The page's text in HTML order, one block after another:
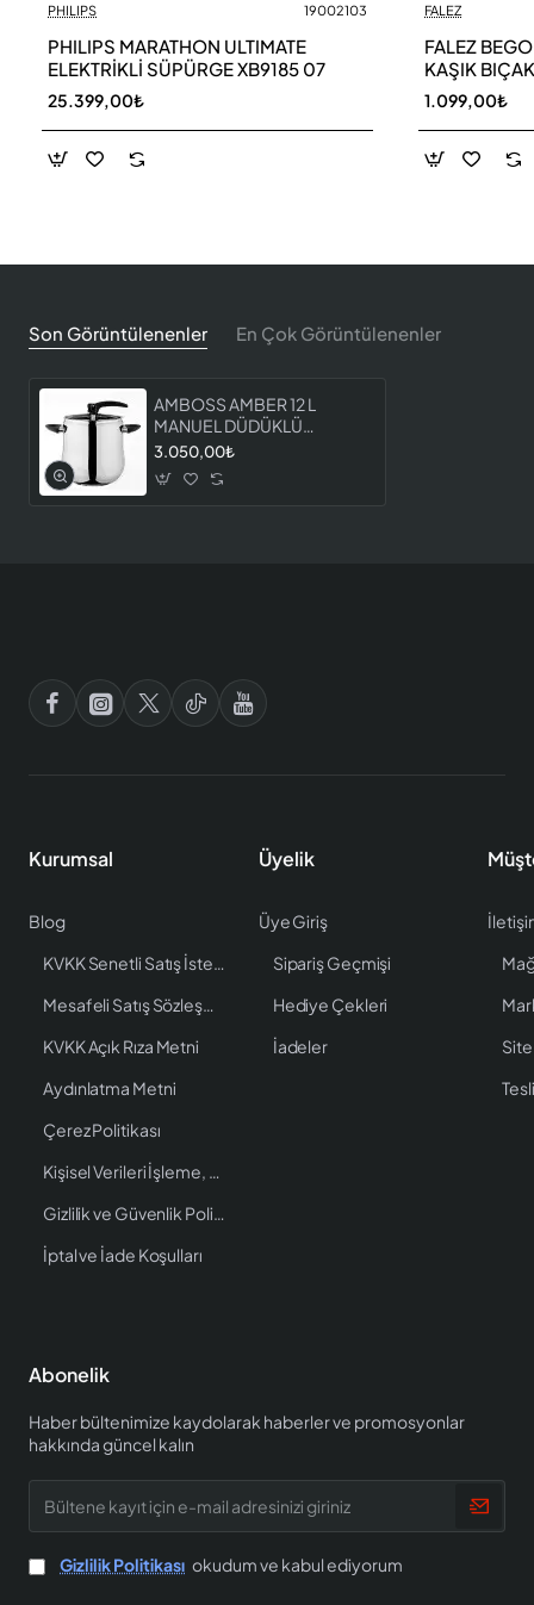
PHILIPS 19002103
PHILIPS MARATHON ULTIMATE
ELEKTRİKLİ SÜPÜRGE XB9185 07
25.399,00₺
FALEZ
FALEZ
KAŞIK
1.099,00₺
Son Görüntülenenler En Çok Görüntülenenler
AMBOSS AMBER 12 L
MANUEL DÜDÜKLÜ
TENCERE
3.050,00₺
Kurumsal
Blog
KVKK Senetli Satış İstenen Bilgiler
Mesafeli Satış Sözleşmesi
KVKK Açık Rıza Metni
Aydınlatma Metni
Çerez Politikası
Kişisel Verileri İşleme, Saklama ve İmha Politikası
Gizlilik ve Güvenlik Politikası
İptal ve İade Koşulları
Üyelik
Üye Giriş
Sipariş Geçmişi
Hediye Çekleri
İadeler
Site
Abonelik
Haber bültenimize kaydolarak haberler ve promosyonlar
hakkında güncel kalın
kayıt
için
e-
mail
Gizlilik Politikası okudum ve kabul ediyorum